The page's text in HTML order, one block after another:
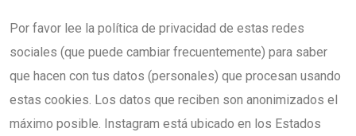
Por favor lee la política de privacidad de estas redes
sociales (que puede cambiar frecuentemente) para saber
que hacen con tus datos (personales) que procesan usando
estas cookies. Los datos que reciben son anonimizados el
máximo posible. Instagram está ubicado en los Estados